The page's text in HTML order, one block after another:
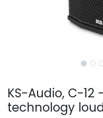
KS-Audio, C-12
technology